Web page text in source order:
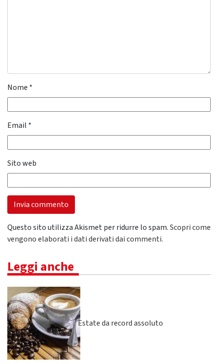
Nome *
Email *
Sito web
Questo sito utilizza Akismet per ridurre lo spam.Scopri come
vengono elaborati i dati derivati dai commenti.
Leggi anche
Estate da record assoluto